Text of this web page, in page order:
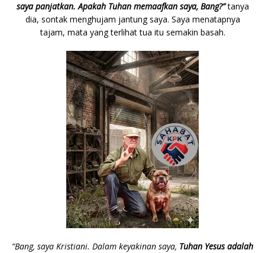
saya panjatkan. Apakah Tuhan memaafkan saya, Bang?”tanya
dia, sontak menghujam jantung saya. Saya menatapnya
tajam, mata yang terlihat tua itu semakin basah.
“Bang, saya Kristiani. Dalam keyakinan saya, Tuhan Yesus adalah